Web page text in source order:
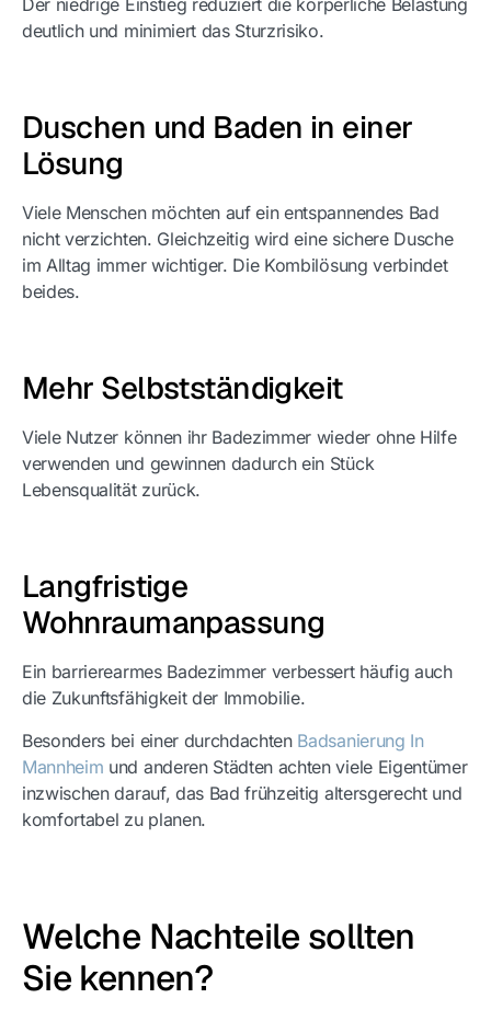
Der niedrige Einstieg reduziert die körperliche Belastung
deutlich und minimiert das Sturzrisiko.
Duschen und Baden in einer
Lösung
Viele Menschen möchten auf ein entspannendes Bad
nicht verzichten. Gleichzeitig wird eine sichere Dusche
im Alltag immer wichtiger. Die Kombilösung verbindet
beides.
Mehr Selbstständigkeit
Viele Nutzer können ihr Badezimmer wieder ohne Hilfe
verwenden und gewinnen dadurch ein Stück
Lebensqualität zurück.
Langfristige
Wohnraumanpassung
Ein barrierearmes Badezimmer verbessert häufig auch
die Zukunftsfähigkeit der Immobilie.
Besonders bei einer durchdachten Badsanierung In
Mannheim und anderen Städten achten viele Eigentümer
inzwischen darauf, das Bad frühzeitig altersgerecht und
komfortabel zu planen.
Welche Nachteile sollten
Sie kennen?